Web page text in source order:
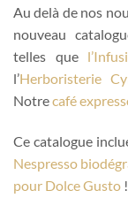
Au delà de nos
nouveau
telles que
l’Herboristerie
Notrecafé
Ce catalogue
Nespresso
pour Dolce Gusto !